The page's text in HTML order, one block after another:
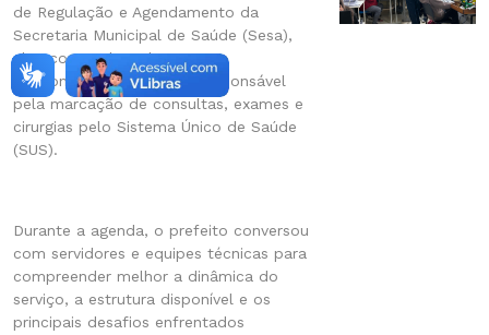
de Regulação e Agendamento da
Secretaria Municipal de Saúde (Sesa),
ele acompanhou de perto o
funcionamento do setor responsável
pela marcação de consultas, exames e
cirurgias pelo Sistema Único de Saúde
(SUS).
Durante a agenda, o prefeito conversou
com servidores e equipes técnicas para
compreender melhor a dinâmica do
serviço, a estrutura disponível e os
principais desafios enfrentados